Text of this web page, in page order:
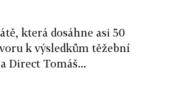
která dosáhne asi 50
k výsledkům těžební
Direct Tomáš...